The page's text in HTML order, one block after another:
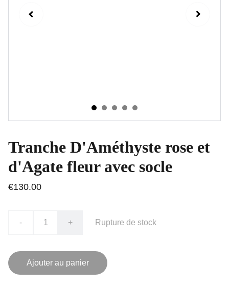
Tranche D'Améthyste rose et
d'Agate fleur avec socle
€130.00
- + Rupture de stock
Ajouter au panier